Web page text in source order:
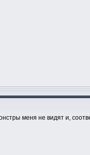
меня не видят и,